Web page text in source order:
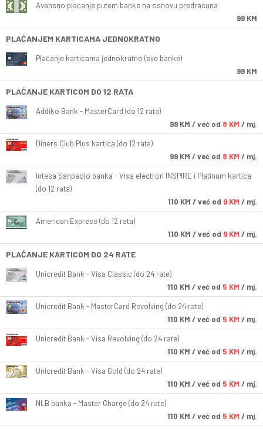
Avansno plaćanje putem banke na osnovu predračuna
99 KM
PLAĆANJEM KARTICAMA JEDNOKRATNO
Plaćanje karticama jednokratno (sve banke)
99 KM
PLAĆANJE KARTICOM DO 12 RATA
Addiko Bank - MasterCard (do 12 rata)
99 KM / već od 8 KM / mj.
Diners Club Plus kartica (do 12 rata)
99 KM / već od 8 KM / mj.
Intesa Sanpaolo banka - Visa electron INSPIRE i Platinum kartica
(do 12 rata)
110 KM / već od 9 KM / mj.
American Express (do 12 rata)
110 KM / već od 9 KM / mj.
PLAĆANJE KARTICOM DO 24 RATE
Unicredit Bank - Visa Classic (do 24 rate)
110 KM / već od 5 KM / mj.
Unicredit Bank - MasterCard Revolving (do 24 rate)
110 KM / već od 5 KM / mj.
Unicredit Bank - Visa Revolving (do 24 rate)
110 KM / već od 5 KM / mj.
Unicredit Bank - Visa Gold (do 24 rate)
110 KM / već od 5 KM / mj.
NLB banka - Master Charge (do 24 rate)
110 KM / već od 5 KM / mj.